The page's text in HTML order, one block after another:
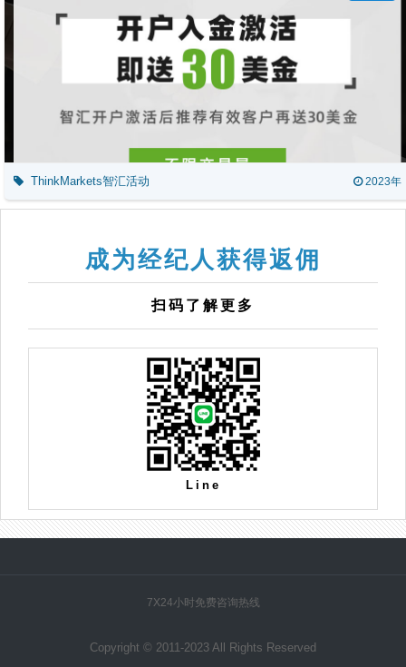
ThinkMarkets智汇活动 2023年
成为经纪人获得返佣
扫码了解更多
Line
7X24小时免费咨询热线
Copyright © 2011-2023 All Rights Reserved